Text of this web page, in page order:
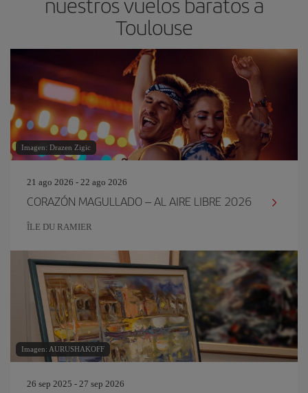
Toulouse
Imagen: Drazen Zigic
21 ago 2026 - 22 ago 2026
CORAZÓN MAGULLADO – AL AIRE LIBRE 2026
ÎLE DU RAMIER
Imagen: AURUSHAKOFF
26 sep 2025 - 27 sep 2026